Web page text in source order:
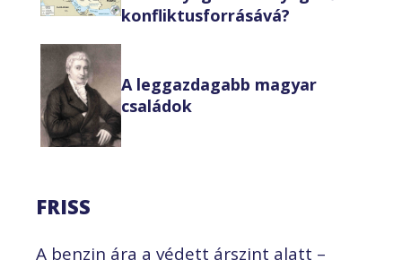
konfliktusforrásává?
A leggazdagabb magyar
családok
FRISS
A benzin ára a védett árszint alatt –